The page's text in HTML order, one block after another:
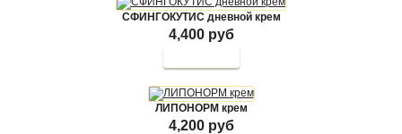
СФИНГОКУТИС дневной крем
4,400 руб
ЛИПОНОРМ крем
4,200 руб